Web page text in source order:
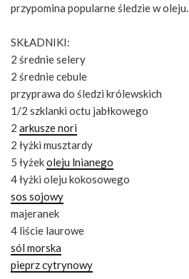
przypomina popularne śledzie w oleju.
SKŁADNIKI:
2 średnie selery
2 średnie cebule
przyprawa do śledzi królewskich
1/2 szklanki octu jabłkowego
2 arkusze nori
2 łyżki musztardy
5 łyżekoleju lnianego
4 łyżki oleju kokosowego
sos sojowy
majeranek
4 liście laurowe
sól morska
pieprz cytrynowy